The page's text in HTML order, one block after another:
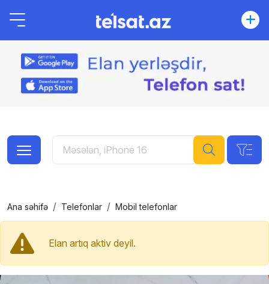
Ana səhifə Telefonlar Mobil telefonlar
Elan artıq aktiv deyil.